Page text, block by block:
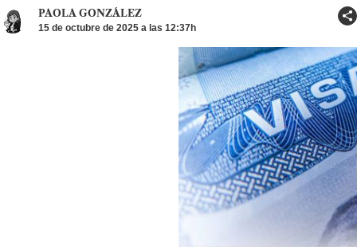
PAOLA GONZÁLEZ
15 de octubre de 2025 a las 12:37h